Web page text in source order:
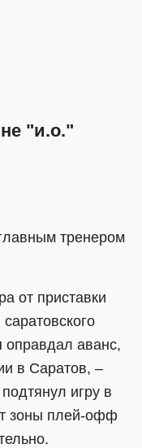
"и.о."
тренером
от приставки
оправдал аванс,
в Саратов, –
игру в
зоны плей-офф